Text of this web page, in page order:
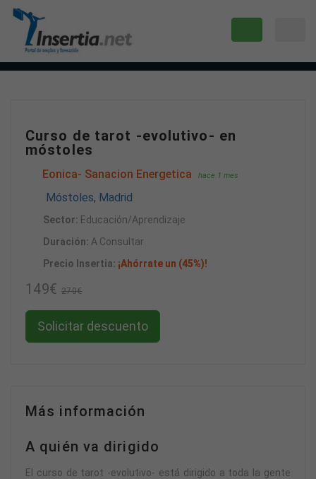
Curso de tarot -evolutivo- en
móstoles
Eonica- Sanacion Energetica hace 1 mes
Móstoles, Madrid
Sector: Educación/Aprendizaje
Duración: A Consultar
Precio Insertia: ¡Ahórrate un (45%)!
149€ 270€
Solicitar descuento
Más información
A quién va dirigido
El curso de tarot -evolutivo- está dirigido a toda la gente